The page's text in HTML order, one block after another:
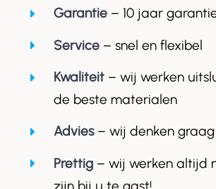
Garantie– 10 jaar
Service – snel en flexibel
Kwaliteit– wij werken
de beste materialen
Advies– wij denken
Prettig– wij werken altijd
zijn bij u te gast!